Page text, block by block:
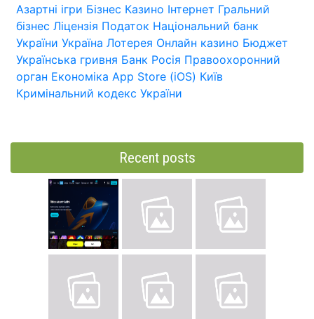
Азартні ігри Бізнес Казино Інтернет Гральний
бізнес Ліцензія Податок Національний банк
України Україна Лотерея Онлайн казино Бюджет
Українська гривня Банк Росія Правоохоронний
орган Економіка App Store (iOS) Київ
Кримінальний кодекс України
Recent posts